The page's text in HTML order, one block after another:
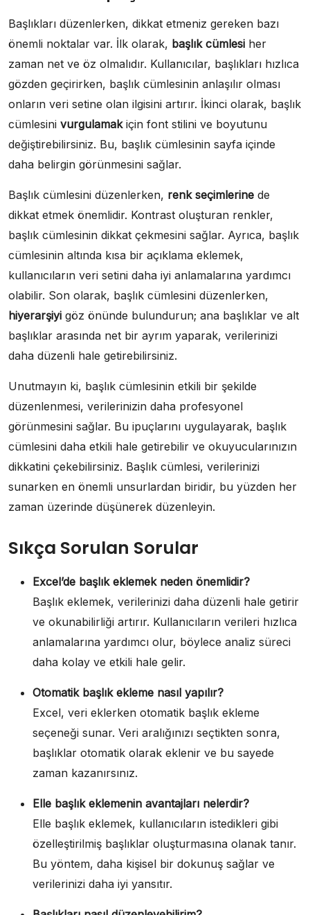
Başlıkları düzenlerken, dikkat etmeniz gereken bazı
önemli noktalar var. İlk olarak, başlık cümlesi her
zaman net ve öz olmalıdır. Kullanıcılar, başlıkları hızlıca
gözden geçirirken, başlık cümlesinin anlaşılır olması
onların veri setine olan ilgisini artırır. İkinci olarak, başlık
cümlesini vurgulamakiçin font stilini ve boyutunu
değiştirebilirsiniz. Bu, başlık cümlesinin sayfa içinde
daha belirgin görünmesini sağlar.
Başlık cümlesini düzenlerken, renk seçimlerine de
dikkat etmek önemlidir. Kontrast oluşturan renkler,
başlık cümlesinin dikkat çekmesini sağlar. Ayrıca, başlık
cümlesinin altında kısa bir açıklama eklemek,
kullanıcıların veri setini daha iyi anlamalarına yardımcı
olabilir. Son olarak, başlık cümlesini düzenlerken,
hiyerarşiyi göz önünde bulundurun; ana başlıklar ve alt
başlıklar arasında net bir ayrım yaparak, verilerinizi
daha düzenli hale getirebilirsiniz.
Unutmayın ki, başlık cümlesinin etkili bir şekilde
düzenlenmesi, verilerinizin daha profesyonel
görünmesini sağlar. Bu ipuçlarını uygulayarak, başlık
cümlesini daha etkili hale getirebilir ve okuyucularınızın
dikkatini çekebilirsiniz. Başlık cümlesi, verilerinizi
sunarken en önemli unsurlardan biridir, bu yüzden her
zaman üzerinde düşünerek düzenleyin.
Sıkça Sorulan Sorular
Excel’de başlık eklemek neden önemlidir?
Başlık eklemek, verilerinizi daha düzenli hale getirir
ve okunabilirliği artırır. Kullanıcıların verileri hızlıca
anlamalarına yardımcı olur, böylece analiz süreci
daha kolay ve etkili hale gelir.
Otomatik başlık ekleme nasıl yapılır?
Excel, veri eklerken otomatik başlık ekleme
seçeneği sunar. Veri aralığınızı seçtikten sonra,
başlıklar otomatik olarak eklenir ve bu sayede
zaman kazanırsınız.
Elle başlık eklemenin avantajları nelerdir?
Elle başlık eklemek, kullanıcıların istedikleri gibi
özelleştirilmiş başlıklar oluşturmasına olanak tanır.
Bu yöntem, daha kişisel bir dokunuş sağlar ve
verilerinizi daha iyi yansıtır.